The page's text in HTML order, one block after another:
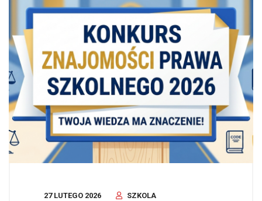
27 LUTEGO 2026
SZKOLA